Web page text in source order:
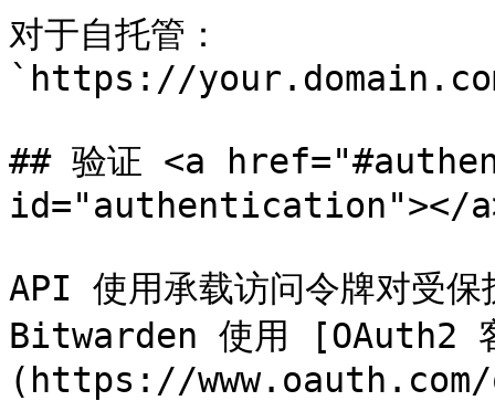
对于自托管：
`https://
## 验证 <a
id="authentication"></
API 使用承载访问令牌对受
Bitwarden 使用 [OAuth2
(https://